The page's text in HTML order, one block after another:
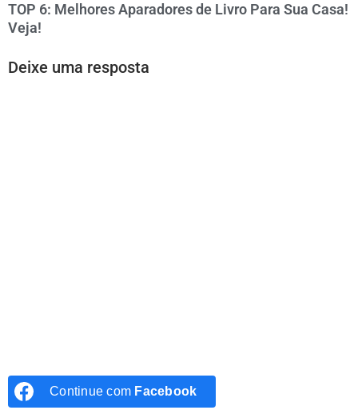
TOP 6: Melhores Aparadores de Livro Para Sua Casa!
Veja!
Deixe uma resposta
Continue com Facebook